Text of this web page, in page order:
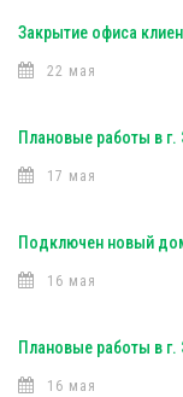
Закрытие офиса
22 мая
Плановые работы в г.
17 мая
Подключен новый
16 мая
Плановые работы в г.
16 мая